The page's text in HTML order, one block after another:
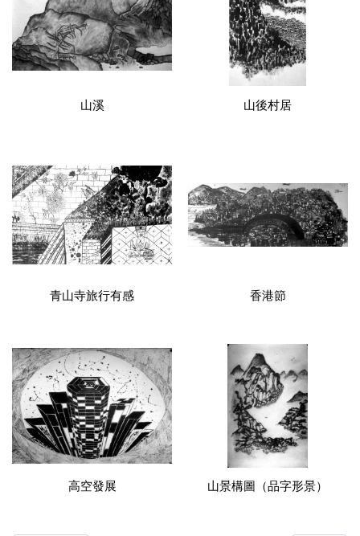
山溪 山後村居
青山寺旅行有感 香港節
高空發展 山景構圖（品字形景）